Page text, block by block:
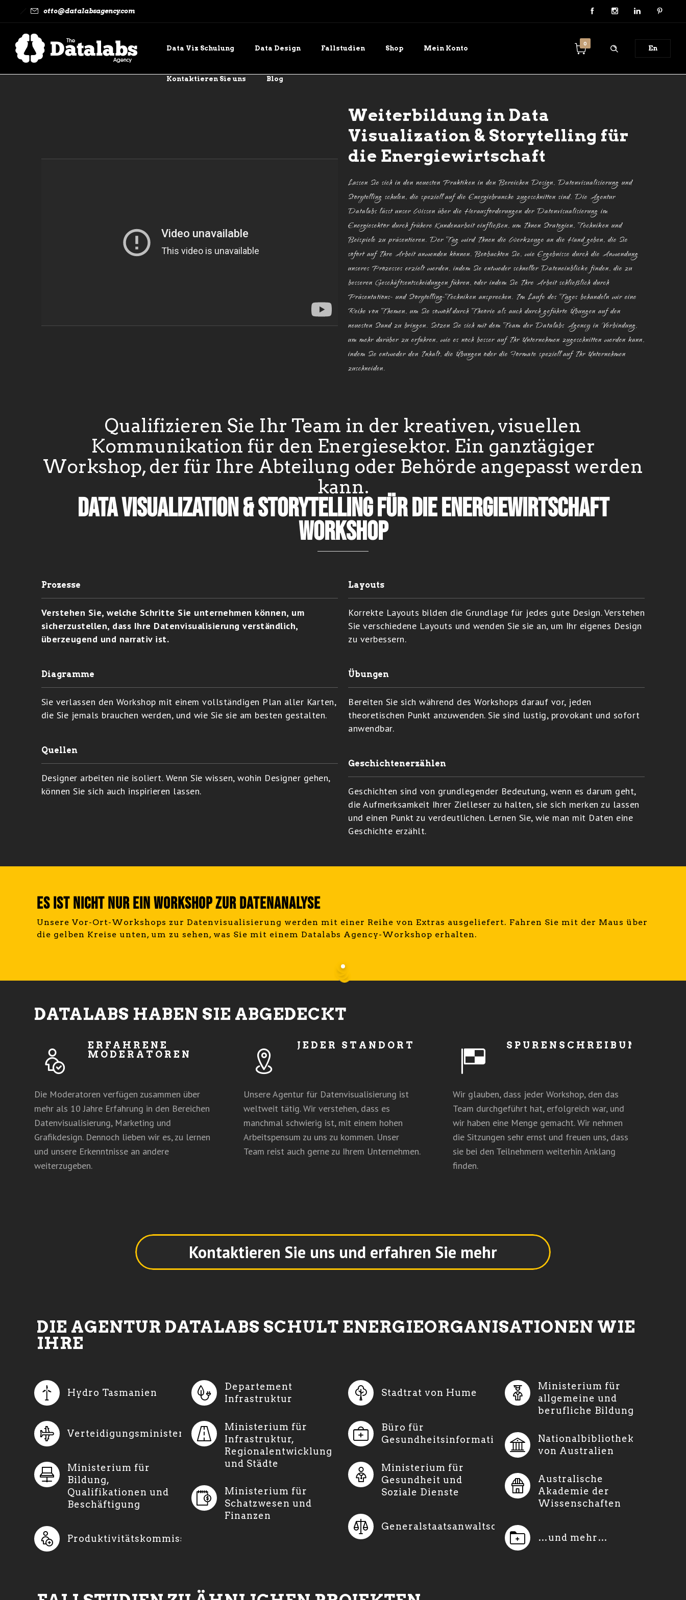
otto@datalabsagency.com
En
0
Data Viz Schulung Data Design Fallstudien Shop Mein Konto
Kontaktieren Sie uns Blog
Weiterbildung in Data
Visualization & Storytelling für
die Energiewirtschaft
Lassen Sie sich in den neuesten Praktiken in den Bereichen Design, Datenvisualisierung und
Storytelling schulen, die speziell auf die Energiebranche zugeschnitten sind. Die Agentur
Datalabs lässt unser Wissen über die Herausforderungen der Datenvisualisierung im
Energiesektor durch frühere Kundenarbeit einfließen, um Ihnen Strategien, Techniken und
Beispiele zu präsentieren. Der Tag wird Ihnen die Werkzeuge an die Hand geben, die Sie
sofort auf Ihre Arbeit anwenden können. Beobachten Sie, wie Ergebnisse durch die Anwendung
unseres Prozesses erzielt werden, indem Sie entweder schneller Dateneinblicke finden, die zu
besseren Geschäftsentscheidungen führen, oder indem Sie Ihre Arbeit schließlich durch
Präsentations- und Storytelling-Techniken ansprechen. Im Laufe des Tages behandeln wir eine
Reihe von Themen, um Sie sowohl durch Theorie als auch durch geführte Übungen auf den
neuesten Stand zu bringen. Setzen Sie sich mit dem Team der Datalabs Agency in Verbindung,
um mehr darüber zu erfahren, wie es noch besser auf Ihr Unternehmen zugeschnitten werden kann,
indem Sie entweder den Inhalt, die Übungen oder die Formate speziell auf Ihr Unternehmen
zuschneiden.
Qualifizieren Sie Ihr Team in der kreativen, visuellen
Kommunikation für den Energiesektor. Ein ganztägiger
Workshop, der für Ihre Abteilung oder Behörde angepasst werden
kann.
Data Visualization & Storytelling für die Energiewirtschaft
Workshop
Prozesse
Verstehen Sie, welche Schritte Sie unternehmen können, um
sicherzustellen, dass Ihre Datenvisualisierung verständlich,
überzeugend und narrativ ist.
Diagramme
Sie verlassen den Workshop mit einem vollständigen Plan aller Karten,
die Sie jemals brauchen werden, und wie Sie sie am besten gestalten.
Quellen
Designer arbeiten nie isoliert. Wenn Sie wissen, wohin Designer gehen,
können Sie sich auch inspirieren lassen.
Layouts
Korrekte Layouts bilden die Grundlage für jedes gute Design. Verstehen
Sie verschiedene Layouts und wenden Sie sie an, um Ihr eigenes Design
zu verbessern.
Übungen
Bereiten Sie sich während des Workshops darauf vor, jeden
theoretischen Punkt anzuwenden. Sie sind lustig, provokant und sofort
anwendbar.
Geschichtenerzählen
Geschichten sind von grundlegender Bedeutung, wenn es darum geht,
die Aufmerksamkeit Ihrer Zielleser zu halten, sie sich merken zu lassen
und einen Punkt zu verdeutlichen. Lernen Sie, wie man mit Daten eine
Geschichte erzählt.
ES IST NICHT NUR EIN WORKSHOP ZUR DATENANALYSE
Unsere Vor-Ort-Workshops zur Datenvisualisierung werden mit einer Reihe von Extras ausgeliefert. Fahren Sie mit der Maus über
die gelben Kreise unten, um zu sehen, was Sie mit einem Datalabs Agency-Workshop erhalten.
DATALABS HABEN SIE ABGEDECKT
ERFAHRENE
MODERATOREN
Die Moderatoren verfügen zusammen über
mehr als 10 Jahre Erfahrung in den Bereichen
Datenvisualisierung, Marketing und
Grafikdesign. Dennoch lieben wir es, zu lernen
und unsere Erkenntnisse an andere
weiterzugeben.
JEDER STANDORT
Unsere Agentur für Datenvisualisierung ist
weltweit tätig. Wir verstehen, dass es
manchmal schwierig ist, mit einem hohen
Arbeitspensum zu uns zu kommen. Unser
Team reist auch gerne zu Ihrem Unternehmen.
SPURENSCHREIBUNG
Wir glauben, dass jeder Workshop, den das
Team durchgeführt hat, erfolgreich war, und
wir haben eine Menge gemacht. Wir nehmen
die Sitzungen sehr ernst und freuen uns, dass
sie bei den Teilnehmern weiterhin Anklang
finden.
Kontaktieren Sie uns und erfahren Sie mehr
DIE AGENTUR DATALABS SCHULT ENERGIEORGANISATIONEN WIE
IHRE
Hydro Tasmanien
Verteidigungsministerium
Ministerium für
Bildung,
Qualifikationen und
Beschäftigung
Produktivitätskommission
Departement
Infrastruktur
Ministerium für
Infrastruktur,
Regionalentwicklung
und Städte
Ministerium für
Schatzwesen und
Finanzen
Stadtrat von Hume
Büro für
Gesundheitsinformationen
Ministerium für
Gesundheit und
Soziale Dienste
Generalstaatsanwaltschaft
Ministerium für
allgemeine und
berufliche Bildung
Nationalbibliothek
von Australien
Australische
Akademie der
Wissenschaften
…und mehr…